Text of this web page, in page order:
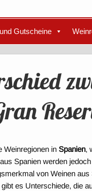
Gutscheine
Weinregionen inSpanien,
Spanien werden
von Weinen
es Unterschiede, die